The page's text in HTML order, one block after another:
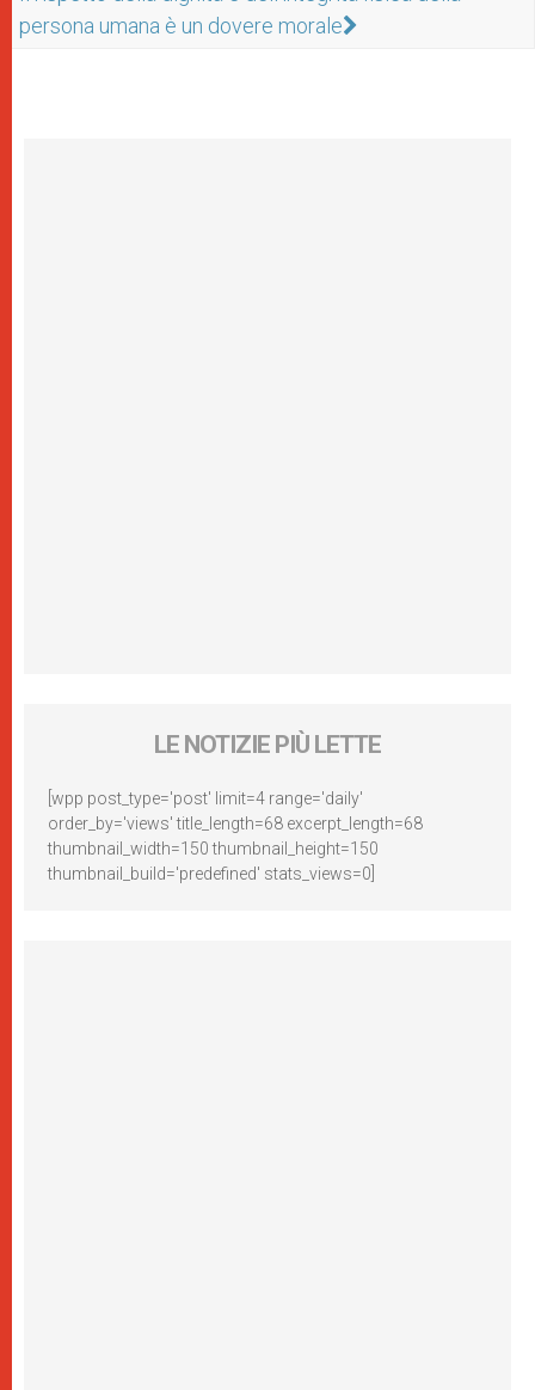
persona umana è un dovere morale
LE NOTIZIE PIÙ LETTE
[wpp post_type='post' limit=4 range='daily'
order_by='views' title_length=68 excerpt_length=68
thumbnail_width=150 thumbnail_height=150
thumbnail_build='predefined' stats_views=0]